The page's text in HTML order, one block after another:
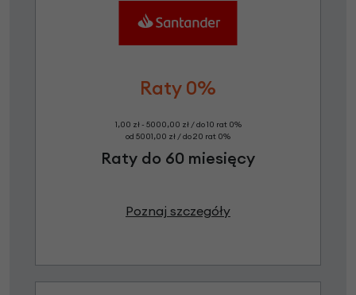
Raty 0%
1,00 zł - 5000,00 zł / do 10 rat 0%
od 5001,00 zł / do 20 rat 0%
Raty do 60 miesięcy
Poznaj szczegóły